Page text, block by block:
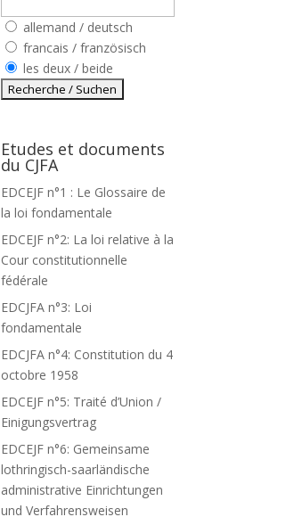
allemand / deutsch
francais / französisch
les deux / beide
Etudes et documents
du CJFA
EDCEJF n°1 : Le Glossaire de
la loi fondamentale
EDCEJF n°2: La loi relative à la
Cour constitutionnelle
fédérale
EDCJFA n°3: Loi
fondamentale
EDCJFA n°4: Constitution du 4
octobre 1958
EDCEJF n°5: Traité d’Union /
Einigungsvertrag
EDCEJF n°6: Gemeinsame
lothringisch-saarländische
administrative Einrichtungen
und Verfahrensweisen